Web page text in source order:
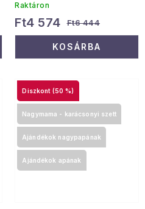
Raktáron
Ft4 574 Ft6 444
KOSÁRBA
(50 %)
Nagymama - karácsonyi szett
Ajándékok nagypapának
Ajándékok apának